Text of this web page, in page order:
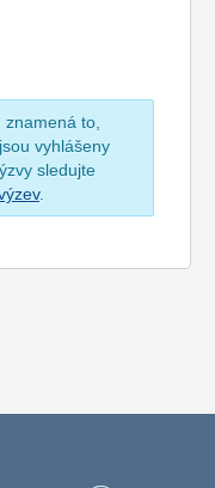
to,
vyhlášeny
sledujte
.